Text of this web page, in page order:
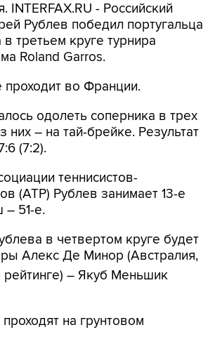
INTERFAX.RU - Российский
Рублев победил португальца
третьем круге турнира
Roland Garros.
во Франции.
одолеть соперника в трех
них – на тай-брейке. Результат
(7:2).
теннисистов-
(ATP) Рублев занимает 13-е
– 51-е.
в четвертом круге будет
Алекс Де Минор (Австралия,
– Якуб Меньшик
на грунтовом